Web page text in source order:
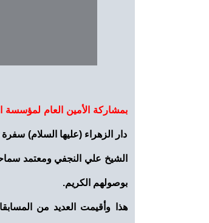
بمشاركة الأمين العام لمؤسسة
دار الزهراء (عليها السلام)
الشيخ علي النجفي ومعتمد
بوصولهم الكريم.
هذا وأقيمت العديد من